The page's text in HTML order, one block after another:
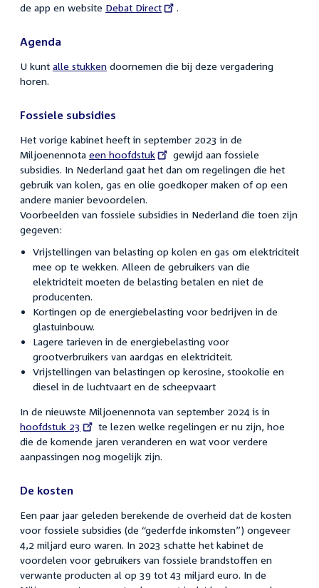
de app en website External
Debat Direct .
Agenda
U kunt alle stukken doornemen die bij deze vergadering
horen.
Fossiele subsidies
Het vorige kabinet heeft in september 2023 in de
Miljoenennota External
link:
een hoofdstuk
gewijd aan fossiele
subsidies. In Nederland gaat het dan om regelingen die het
gebruik van kolen, gas en olie goedkoper maken of op een
andere manier bevoordelen.
Voorbeelden van fossiele subsidies in Nederland die toen zijn
gegeven:
Vrijstellingen van belasting op kolen en gas om elektriciteit
mee op te wekken. Alleen de gebruikers van die
elektriciteit moeten de belasting betalen en niet de
producenten.
Kortingen op de energiebelasting voor bedrijven in de
glastuinbouw.
Lagere tarieven in de energiebelasting voor
grootverbruikers van aardgas en elektriciteit.
Vrijstellingen van belastingen op kerosine, stookolie en
diesel in de luchtvaart en de scheepvaart
In de nieuwste Miljoenennota van september 2024 is in
link:
hoofdstuk 23
te lezen welke regelingen er nu zijn, hoe
die de komende jaren veranderen en wat voor verdere
aanpassingen nog mogelijk zijn.
De kosten
Een paar jaar geleden berekende de overheid dat de kosten
voor fossiele subsidies (de “gederfde inkomsten”) ongeveer
4,2 miljard euro waren. In 2023 schatte het kabinet de
voordelen voor gebruikers van fossiele brandstoffen en
verwante producten al op 39 tot 43 miljard euro. In de